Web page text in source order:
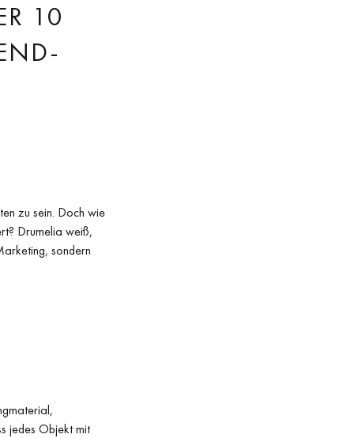
10
zu sein. Doch wie
Drumelia weiß,
sondern
jedes Objekt mit